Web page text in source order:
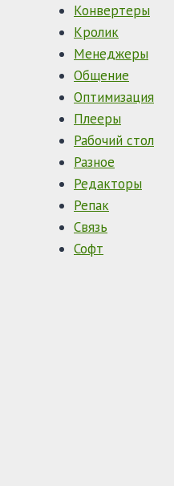
Конвертеры
Кролик
Менеджеры
Общение
Оптимизация
Плееры
Рабочий стол
Разное
Редакторы
Репак
Связь
Софт